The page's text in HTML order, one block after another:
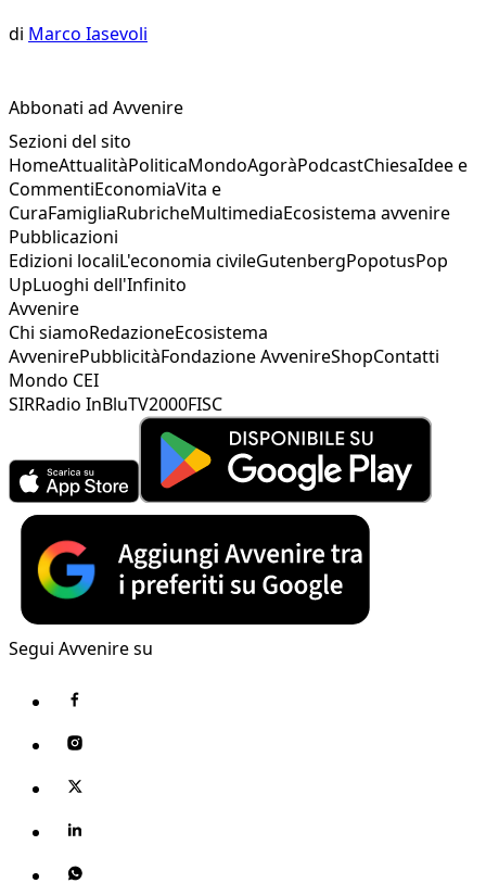
di Marco Iasevoli
Abbonati ad Avvenire
Sezioni del sito
HomeAttualitàPoliticaMondoAgoràPodcastChiesaIdee e
CommentiEconomiaVita e
CuraFamigliaRubricheMultimediaEcosistema avvenire
Pubblicazioni
Edizioni localiL'economia civileGutenbergPopotusPop
UpLuoghi dell'Infinito
Avvenire
Chi siamoRedazioneEcosistema
AvvenirePubblicitàFondazione AvvenireShopContatti
Mondo CEI
SIRRadio InBluTV2000FISC
Segui Avvenire su